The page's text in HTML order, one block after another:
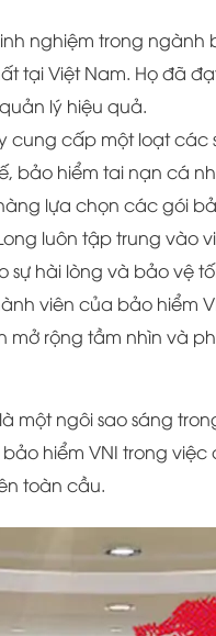
nghiệm trong
tại Việt Nam. Họ đã
lý hiệu quả.
cung cấp một loạt
bảo hiểm tai nạn cá
lựa chọn các gói
luôn tập trung
hài lòng và bảo vệ
viên của bảo hiểm
mở rộng tầm nhìn và
một ngôi sao sáng
hiểm VNI trong
toàn cầu.